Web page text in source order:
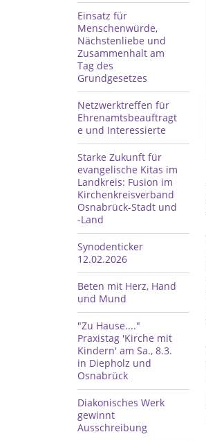
Einsatz für
Menschenwürde,
Nächstenliebe und
Zusammenhalt am
Tag des
Grundgesetzes
Netzwerktreffen für
Ehrenamtsbeauftragt
e und Interessierte
Starke Zukunft für
evangelische Kitas im
Landkreis: Fusion im
Kirchenkreisverband
Osnabrück-Stadt und
-Land
Synodenticker
12.02.2026
Beten mit Herz, Hand
und Mund
"Zu Hause...."
Praxistag 'Kirche mit
Kindern' am Sa., 8.3.
in Diepholz und
Osnabrück
Diakonisches Werk
gewinnt
Ausschreibung